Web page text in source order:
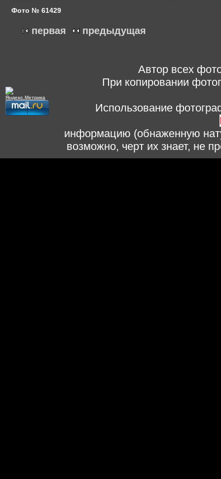
Фото № 61429
первая предыдущая
Автор всех
При копировании
Использование
информацию (обнаженную
возможно, черт их знает, не